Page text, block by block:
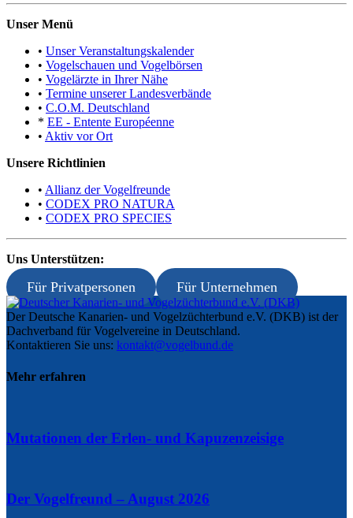
Unser Menü
• Unser Veranstaltungskalender
• Vogelschauen und Vogelbörsen
• Vogelärzte in Ihrer Nähe
• Termine unserer Landesverbände
• C.O.M. Deutschland
* EE - Entente Européenne
• Aktiv vor Ort
Unsere Richtlinien
• Allianz der Vogelfreunde
• CODEX PRO NATURA
• CODEX PRO SPECIES
Uns Unterstützen:
Für Privatpersonen Für Unternehmen
Der Deutsche Kanarien- und Vogelzüchterbund e.V. (DKB) ist der
Dachverband für Vogelvereine in Deutschland.
Kontaktieren Sie uns: kontakt@vogelbund.de
Mehr erfahren
Mutationen der Erlen- und Kapuzenzeisige
Der Vogelfreund – August 2026